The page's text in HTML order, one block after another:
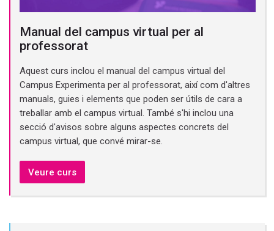
Manual del campus virtual per al
professorat
Aquest curs inclou el manual del campus virtual del
Campus Experimenta per al professorat, així com d'altres
manuals, guies i elements que poden ser útils de cara a
treballar amb el campus virtual. També s'hi inclou una
secció d'avisos sobre alguns aspectes concrets del
campus virtual, que convé mirar-se.
Veure curs